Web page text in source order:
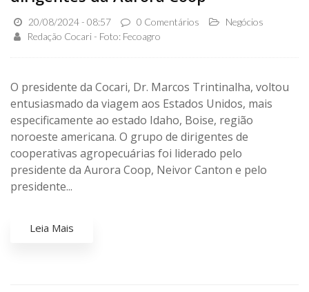
20/08/2024 - 08:57 0 Comentários
Negócios
Redação Cocari - Foto: Fecoagro
O presidente da Cocari, Dr. Marcos Trintinalha, voltou
entusiasmado da viagem aos Estados Unidos, mais
especificamente ao estado Idaho, Boise, região
noroeste americana. O grupo de dirigentes de
cooperativas agropecuárias foi liderado pelo
presidente da Aurora Coop, Neivor Canton e pelo
presidente...
Leia Mais